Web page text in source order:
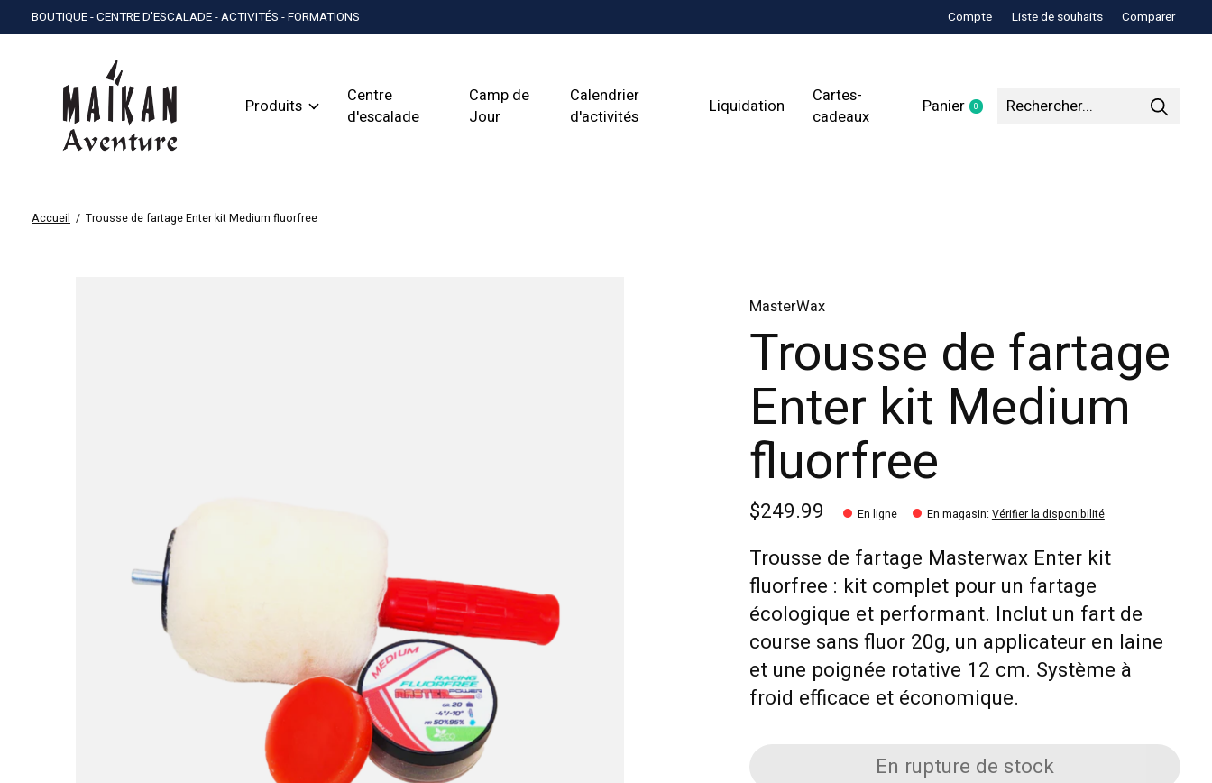
BOUTIQUE - CENTRE D'ESCALADE - ACTIVITÉS - FORMATIONS Compte Liste de souhaits Comparer
Produits
Centre
d'escalade
Camp de
Jour
Calendrier
d'activités
Liquidation
Cartes-
cadeaux
Panier 0items
Accueil / Trousse de fartage Enter kit Medium fluorfree
MasterWax
Trousse de fartage
Enter kit Medium
fluorfree
$249.99 En ligne En magasin: Vérifier la disponibilité
Trousse de fartage Masterwax Enter kit
fluorfree : kit complet pour un fartage
écologique et performant. Inclut un fart de
course sans fluor 20g, un applicateur en laine
et une poignée rotative 12 cm. Système à
froid efficace et économique.
En rupture de stock